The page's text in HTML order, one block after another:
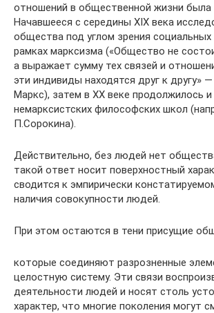
отношений в общественной жизни была
Начавшееся с середины XIX века
общества под углом зрения
рамках марксизма («Общество не
а выражает сумму тех связей и
эти индивиды находятся друг к другу»
Маркс), затем в ХХ веке продолжилось и
немарксистских философских школ
П.Сорокина).
Действительно, без людей нет
такой ответ носит поверхностный
сводится к эмпирически
наличия совокупности людей.
При этом остаются в тени присущие
которые соединяют разрозненные
целостную систему. Эти связи
деятельности людей и носят столь
характер, что многие поколения могут